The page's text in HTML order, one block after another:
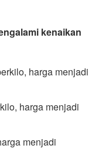
kenaikan
harga menjadi
harga menjadi
menjadi